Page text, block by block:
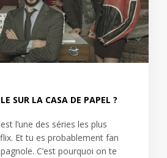
SUR LA CASA DE PAPEL ?
l’une des séries les plus
Et tu es probablement fan
C’est pourquoi on te